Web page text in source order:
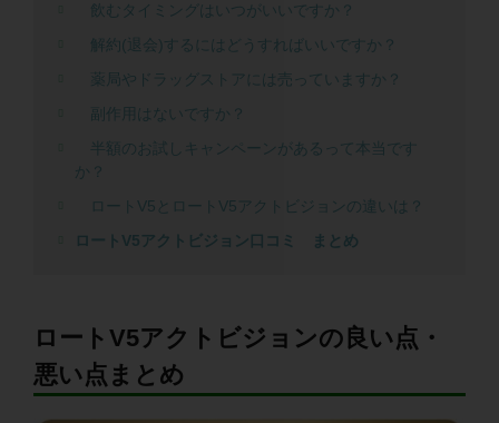
飲むタイミングはいつがいいですか？
解約(退会)するにはどうすればいいですか？
薬局やドラッグストアには売っていますか？
副作用はないですか？
半額のお試しキャンペーンがあるって本当です
か？
ロートV5とロートV5アクトビジョンの違いは？
ロートV5アクトビジョン口コミ まとめ
ロートV5アクトビジョンの良い点・
悪い点まとめ